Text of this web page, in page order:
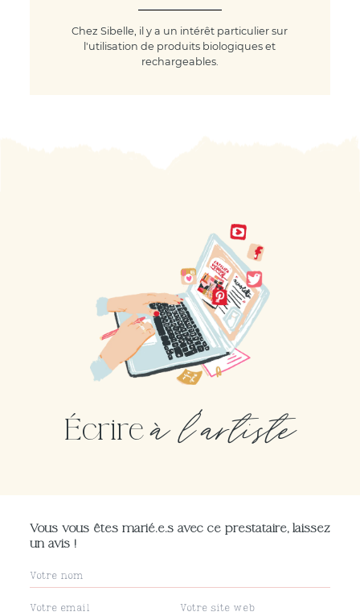
Chez Sibelle, il y a un intérêt particulier sur
l'utilisation de produits biologiques et
rechargeables.
Écrire à l'artiste
Vous vous êtes marié.e.s avec ce prestataire, laissez
un avis !